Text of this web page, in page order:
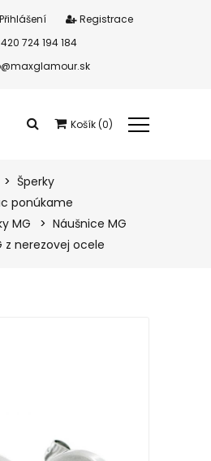
724 194 184
Registrace
Košík (0)
Šperky
ponúkame
MG
Náušnice MG
z nerezovej ocele